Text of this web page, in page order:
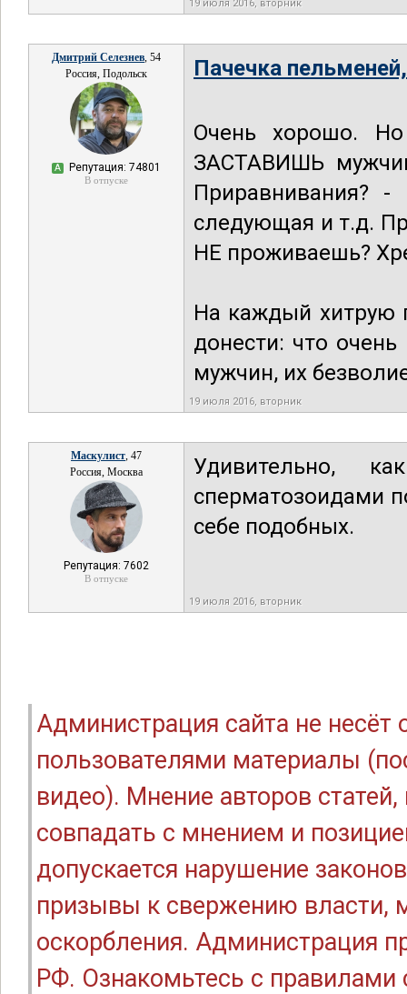
19 июля 2016, вторник
Дмитрий Селезнев, 54
Россия, Подольск
А Репутация: 74801
В отпуске
Пачечка пельменей,
Очень хорошо.
ЗАСТАВИШЬ
Приравнивания?
следующая и т.д.
НЕ проживаешь?
На каждый хитрую
донести: что
мужчин, их
19 июля 2016, вторник
Маскулист, 47
Россия, Москва
Репутация: 7602
В отпуске
Удивительно,
сперматозоидами
себе подобных.
19 июля 2016, вторник
Администрация сайта не
пользователями материалы
видео). Мнение авторов
совпадать с мнением и
допускается нарушение
призывы к свержению власти,
оскорбления. Администрация
РФ. Ознакомьтесь с правилами